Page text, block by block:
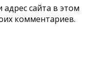
сайта в этом
комментариев.